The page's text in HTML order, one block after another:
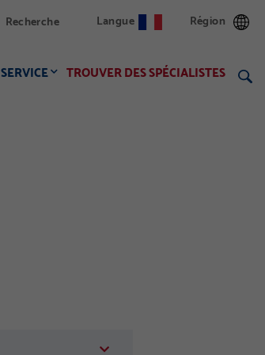
Recherche Langue Région
SERVICE TROUVER DES SPÉCIALISTES